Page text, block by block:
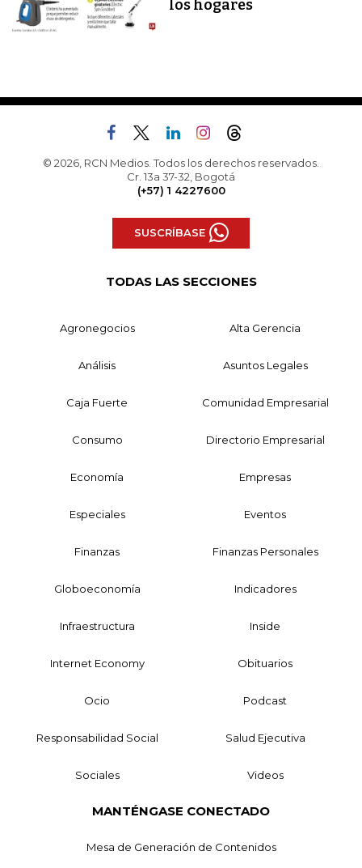
los hogares
© 2026, RCN Medios. Todos los derechos reservados.
Cr. 13a 37-32, Bogotá
(+57) 1 4227600
SUSCRÍBASE
TODAS LAS SECCIONES
Agronegocios Alta Gerencia
Análisis Asuntos Legales
Caja Fuerte Comunidad Empresarial
Consumo Directorio Empresarial
Economía Empresas
Especiales Eventos
Finanzas Finanzas Personales
Globoeconomía Indicadores
Infraestructura Inside
Internet Economy Obituarios
Ocio Podcast
Responsabilidad Social Salud Ejecutiva
Sociales Videos
MANTÉNGASE CONECTADO
Mesa de Generación de Contenidos